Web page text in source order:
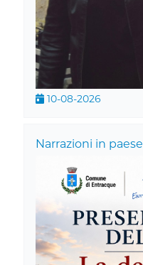
10-08-2026
Narrazioni in paese